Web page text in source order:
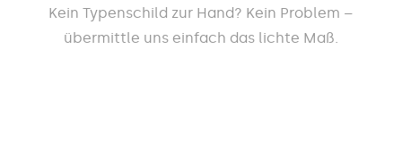
Kein Typenschild zur Hand? Kein Problem –
übermittle uns einfach das lichte Maß.